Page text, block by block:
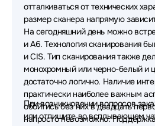
отталкиваться от технических
размер сканера напрямую
На сегодняшний день можно
и A6. Технология сканирования
и CIS. Тип сканирования также
монохромный или черно-белый и
достаточно логично. Наличие
практически наиболее важным
обойтись без них в двадцать
напросто невозможно.
При возникновении вопросов
или отпишите во всплывающем